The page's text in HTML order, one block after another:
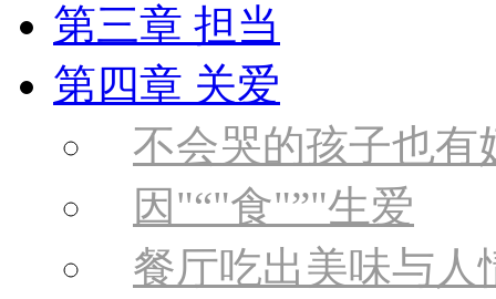
第三章 担当
第四章 关爱
不会哭的孩子也有
因 “ 食 ” 生爱
餐厅吃出美味与人